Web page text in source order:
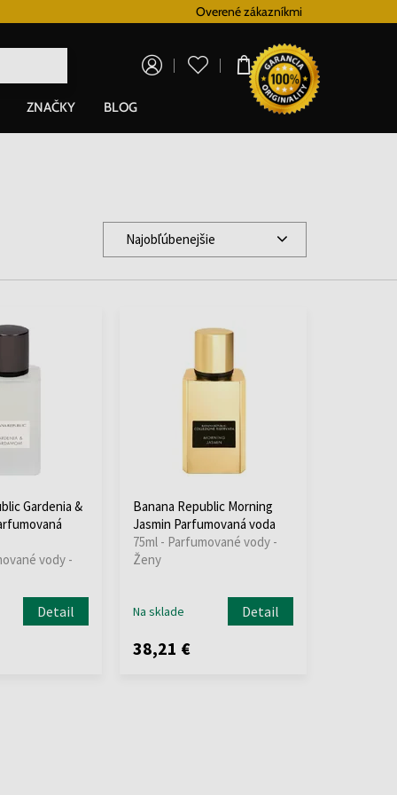
zadarmo pre všetky hodinky od 80€Overené zákazníkmi
0,00 €
ZNAČKY BLOG
Najobľúbenejšie
Gardenia &
vody -
Detail
Banana Republic Morning
Jasmin Parfumovaná voda
75ml - Parfumované vody -
Ženy
Na sklade Detail
38,21 €